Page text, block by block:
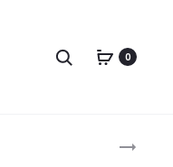
Search 0
SOLUÇÃO